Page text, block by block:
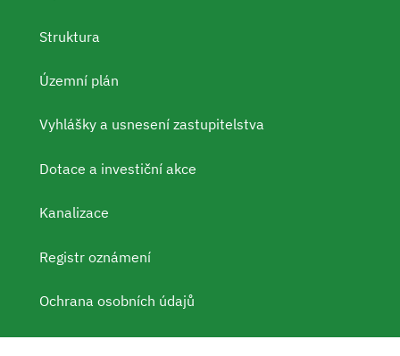
Struktura
Územní plán
Vyhlášky a usnesení zastupitelstva
Dotace a investiční akce
Kanalizace
Registr oznámení
Ochrana osobních údajů